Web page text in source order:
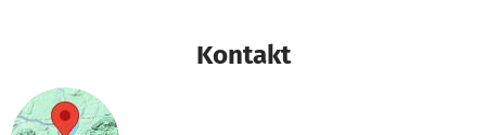
Kontakt